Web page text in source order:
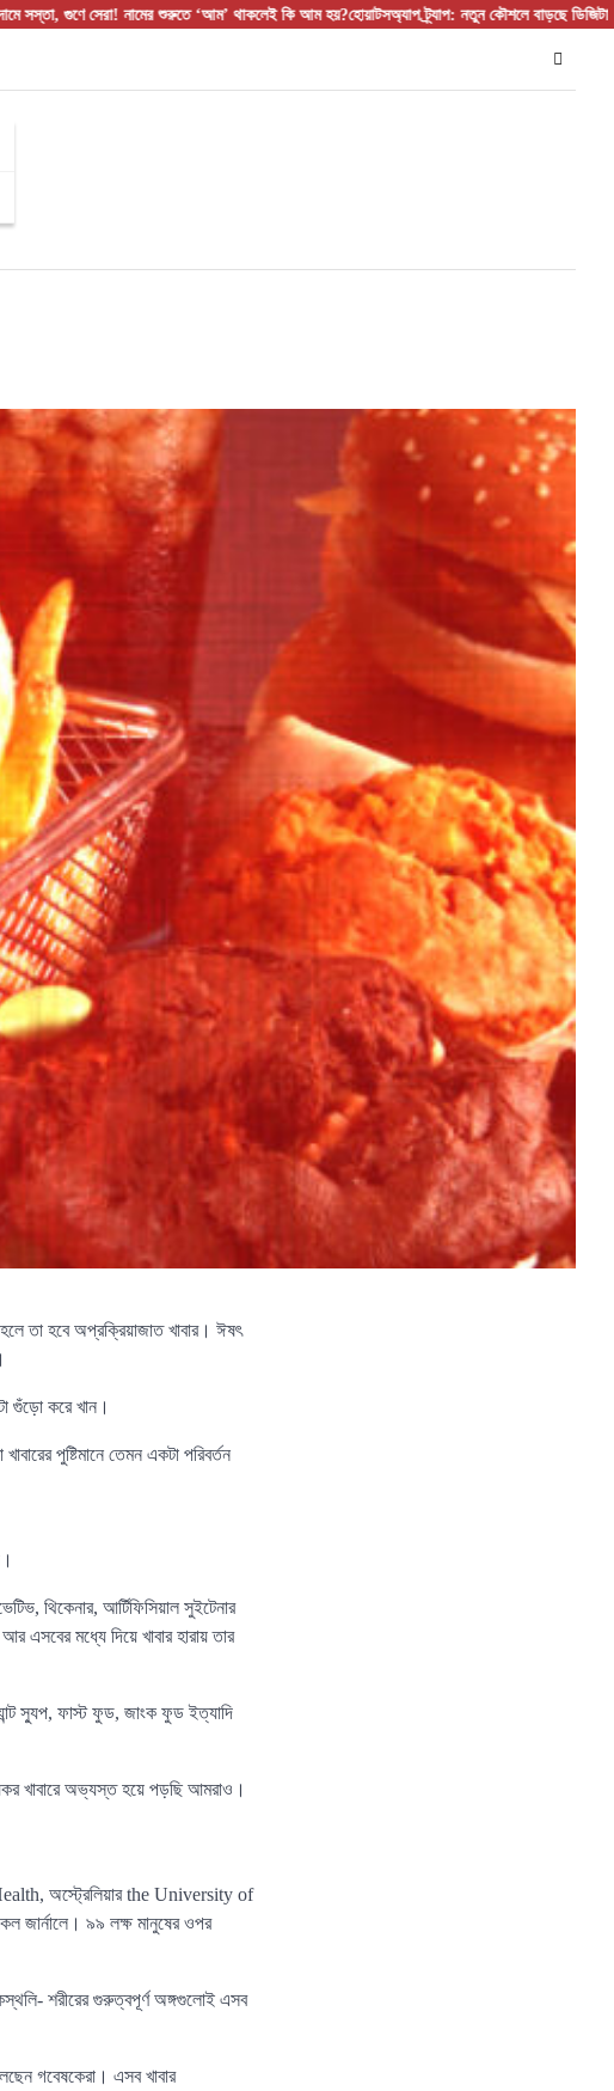
শুরুতে ‘আম’ থাকলেই কি আম হয়?হোয়াটসঅ্যাপ ট্র্যাপ: নতুন কৌশলে বাড়ছে ডিজিটাল প্রতারণাসমমর্মী
তা হবে অপ্রক্রিয়াজাত খাবার। ঈষৎ
গুঁড়ো করে খান।
পুষ্টিমানে তেমন একটা পরিবর্তন
থিকেনার, আর্টিফিসিয়াল সুইটেনার
এসবের মধ্যে দিয়ে খাবার হারায় তার
স্যুপ, ফাস্ট ফুড, জাংক ফুড ইত্যাদি
খাবারে অভ্যস্ত হয়ে পড়ছি আমরাও।
অস্ট্রেলিয়ার the University of
জার্নালে। ৯৯ লক্ষ মানুষের ওপর
শরীরের গুরুত্বপূর্ণ অঙ্গগুলোই এসব
গবেষকেরা। এসব খাবার